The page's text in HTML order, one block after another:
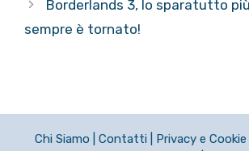
Borderlands 3, lo sparatutto
sempre è tornato!
Chi Siamo Contatti Privacy e Cookie